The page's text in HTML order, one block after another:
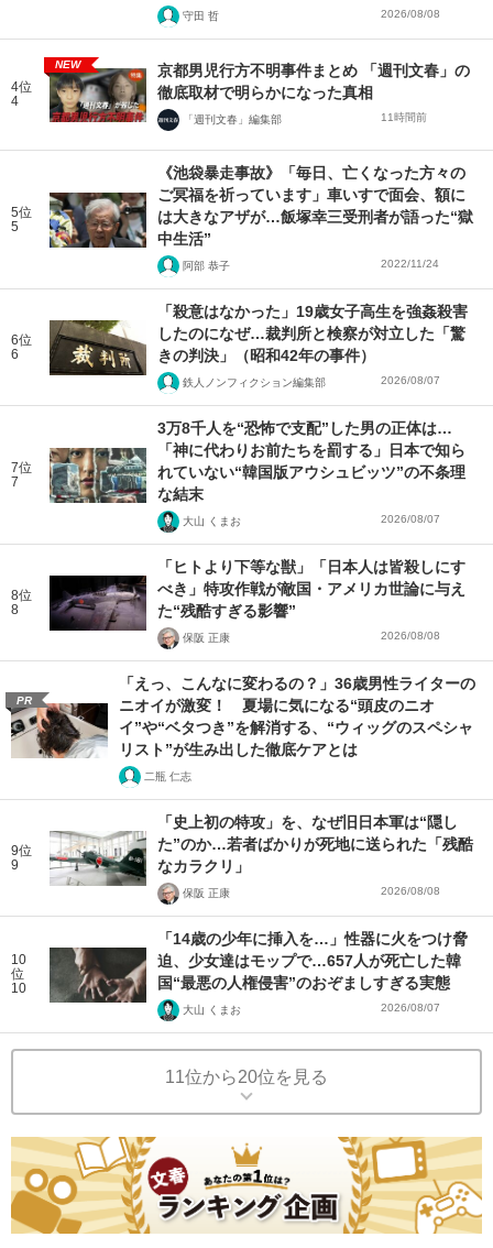
守田 哲 2026/08/08
4位
4
NEW
京都男児行方不明事件まとめ 「週刊文春」の
徹底取材で明らかになった真相
「週刊文春」編集部 11時間前
5位
5
《池袋暴走事故》「毎日、亡くなった方々の
ご冥福を祈っています」車いすで面会、額に
は大きなアザが…飯塚幸三受刑者が語った“獄
中生活”
阿部 恭子 2022/11/24
6位
6
「殺意はなかった」19歳女子高生を強姦殺害
したのになぜ…裁判所と検察が対立した「驚
きの判決」（昭和42年の事件）
鉄人ノンフィクション編集部 2026/08/07
7位
7
3万8千人を“恐怖で支配”した男の正体は…
「神に代わりお前たちを罰する」日本で知ら
れていない“韓国版アウシュビッツ”の不条理
な結末
大山 くまお 2026/08/07
8位
8
「ヒトより下等な獣」「日本人は皆殺しにす
べき」特攻作戦が敵国・アメリカ世論に与え
た“残酷すぎる影響”
保阪 正康 2026/08/08
PR
「えっ、こんなに変わるの？」36歳男性ライターの
ニオイが激変！ 夏場に気になる“頭皮のニオ
イ”や“ベタつき”を解消する、“ウィッグのスペシャ
リスト”が生み出した徹底ケアとは
二瓶 仁志
9位
9
「史上初の特攻」を、なぜ旧日本軍は“隠し
た”のか…若者ばかりが死地に送られた「残酷
なカラクリ」
保阪 正康 2026/08/08
10
位
10
「14歳の少年に挿入を…」性器に火をつけ脅
迫、少女達はモップで…657人が死亡した韓
国“最悪の人権侵害”のおぞましすぎる実態
大山 くまお 2026/08/07
11位から20位を見る